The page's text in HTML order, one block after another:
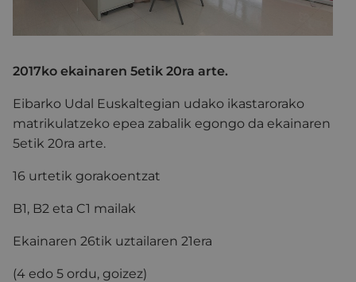
2017ko ekainaren 5etik 20ra arte.
Eibarko Udal Euskaltegian udako ikastarorako
matrikulatzeko epea zabalik egongo da ekainaren
5etik 20ra arte.
16 urtetik gorakoentzat
B1, B2 eta C1 mailak
Ekainaren 26tik uztailaren 21era
(4 edo 5 ordu, goizez)